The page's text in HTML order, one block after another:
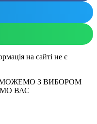
на сайті не є
З ВИБОРОМ
ВАС